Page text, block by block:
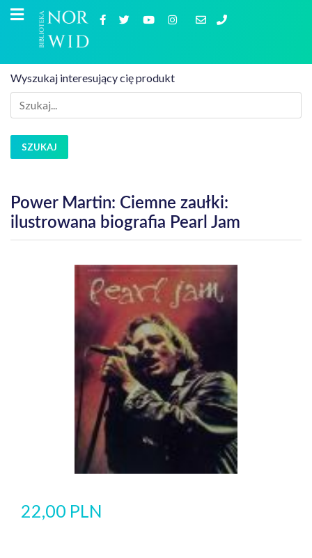
Wyszukaj interesujący cię produkt
SZUKAJ
Power Martin: Ciemne zaułki:
ilustrowana biografia Pearl Jam
22,00 PLN